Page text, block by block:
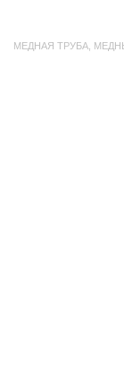
МЕДНАЯ ТРУБА